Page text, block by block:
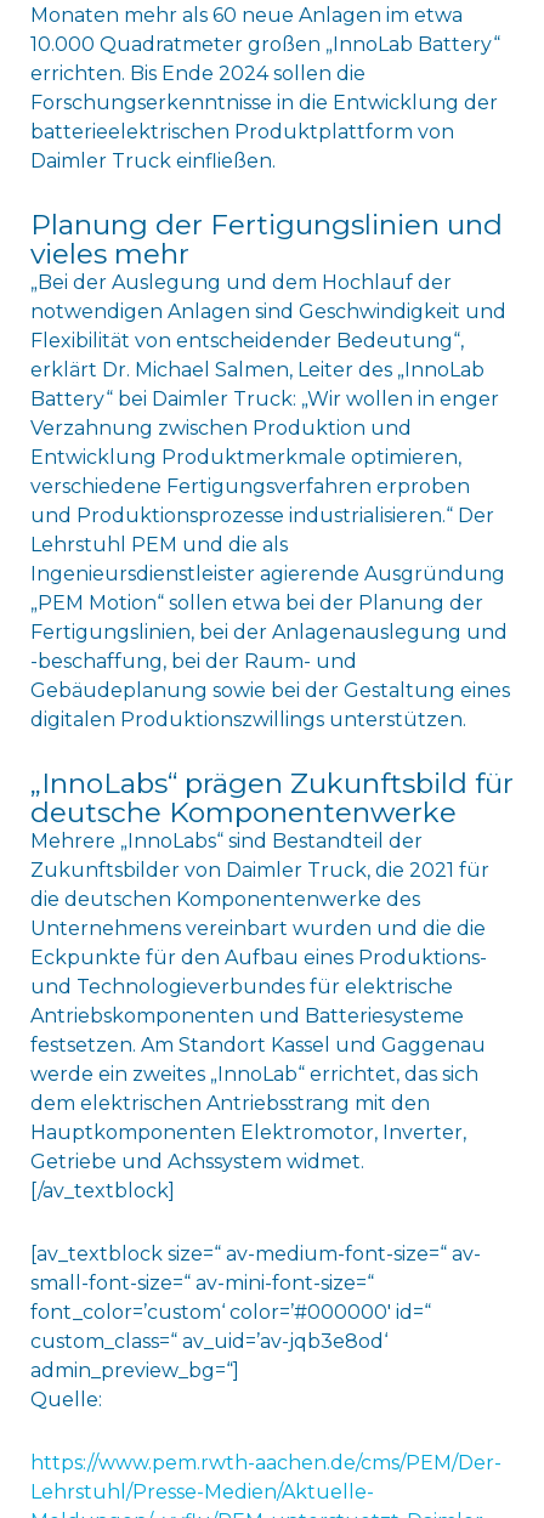
Monaten mehr als 60 neue Anlagen im etwa
10.000 Quadratmeter großen „InnoLab Battery“
errichten. Bis Ende 2024 sollen die
Forschungserkenntnisse in die Entwicklung der
batterieelektrischen Produktplattform von
Daimler Truck einfließen.
Planung der Fertigungslinien und
vieles mehr
„Bei der Auslegung und dem Hochlauf der
notwendigen Anlagen sind Geschwindigkeit und
Flexibilität von entscheidender Bedeutung“,
erklärt Dr. Michael Salmen, Leiter des „InnoLab
Battery“ bei Daimler Truck: „Wir wollen in enger
Verzahnung zwischen Produktion und
Entwicklung Produktmerkmale optimieren,
verschiedene Fertigungsverfahren erproben
und Produktionsprozesse industrialisieren.“ Der
Lehrstuhl PEM und die als
Ingenieursdienstleister agierende Ausgründung
„PEM Motion“ sollen etwa bei der Planung der
Fertigungslinien, bei der Anlagenauslegung und
-beschaffung, bei der Raum- und
Gebäudeplanung sowie bei der Gestaltung eines
digitalen Produktionszwillings unterstützen.
„InnoLabs“ prägen Zukunftsbild für
deutsche Komponentenwerke
Mehrere „InnoLabs“ sind Bestandteil der
Zukunftsbilder von Daimler Truck, die 2021 für
die deutschen Komponentenwerke des
Unternehmens vereinbart wurden und die die
Eckpunkte für den Aufbau eines Produktions-
und Technologieverbundes für elektrische
Antriebskomponenten und Batteriesysteme
festsetzen. Am Standort Kassel und Gaggenau
werde ein zweites „InnoLab“ errichtet, das sich
dem elektrischen Antriebsstrang mit den
Hauptkomponenten Elektromotor, Inverter,
Getriebe und Achssystem widmet.
[/av_textblock]
[av_textblock size=“ av-medium-font-size=“ av-
small-font-size=“ av-mini-font-size=“
font_color=’custom‘ color=’#000000′ id=“
custom_class=“ av_uid=’av-jqb3e8od‘
admin_preview_bg=“]
Quelle:
https://www.pem.rwth-aachen.de/cms/PEM/Der-
Lehrstuhl/Presse-Medien/Aktuelle-